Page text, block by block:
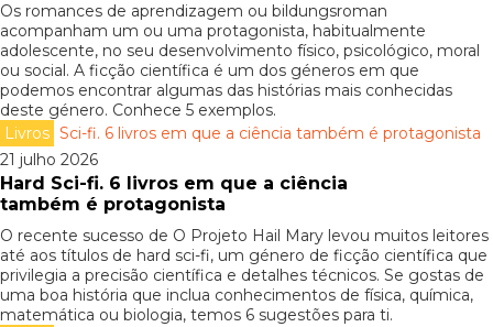
Os romances de aprendizagem ou bildungsroman
acompanham um ou uma protagonista, habitualmente
adolescente, no seu desenvolvimento físico, psicológico, moral
ou social. A ficção científica é um dos géneros em que
podemos encontrar algumas das histórias mais conhecidas
deste género. Conhece 5 exemplos.
Livros
21 julho 2026
Hard Sci-fi. 6 livros em que a ciência
também é protagonista
O recente sucesso de O Projeto Hail Mary levou muitos leitores
até aos títulos de hard sci-fi, um género de ficção científica que
privilegia a precisão científica e detalhes técnicos. Se gostas de
uma boa história que inclua conhecimentos de física, química,
matemática ou biologia, temos 6 sugestões para ti.